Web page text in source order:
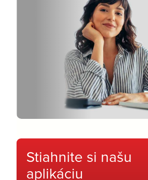
Stiahnite si našu
aplikáciu